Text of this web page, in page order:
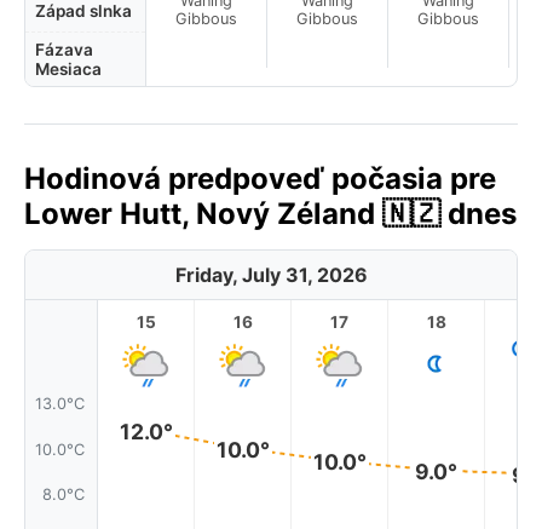
Západ slnka
Fázava
Mesiaca
Gibbous
Gibbous
Gibbous
Hodinová predpoveď počasia pre
Lower Hutt, Nový Zéland 🇳🇿 dnes
Friday, July 31, 2026
13.0°C
10.0°C
8.0°C
15
12.0°
16
10.0°
17
10.0°
18
9.0°